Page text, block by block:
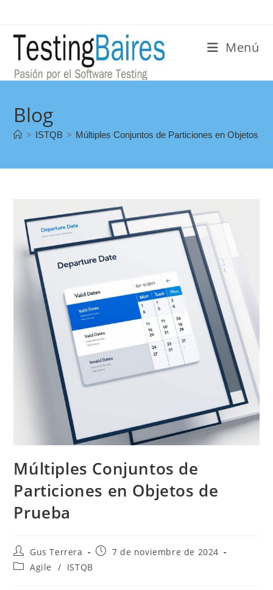
Menú
Blog
> ISTQB > Múltiples Conjuntos de Particiones en Objetos de
Múltiples Conjuntos de
Particiones en Objetos de
Prueba
Gus Terrera
7 de noviembre de 2024
Agile
/ ISTQB